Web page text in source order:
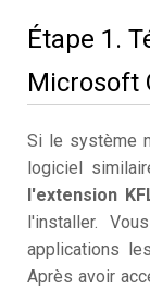
Étape 1.
Microsoft
Si le système
logiciel
l'extension
l'installer.
applications
Après avoir